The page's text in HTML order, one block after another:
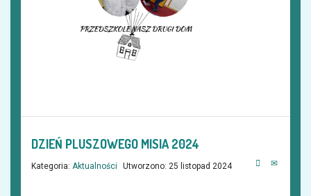
DZIEŃ PLUSZOWEGO MISIA 2024
Kategoria: Aktualności Utworzono: 25 listopad 2024